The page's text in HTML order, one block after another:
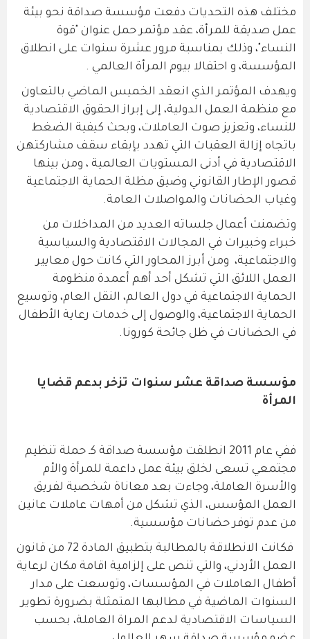
مختلف هذه التحديات دفعت مؤسسة صداقة نحو بيئة
عمل صديقة للمرأة، عقد مؤتمر حمل عنوان "قوة
النساء"، وذلك بمناسبة مرور عشرة سنوات على انطلاق
المؤسسة، و احتفالا بيوم المرأة العالمي .
ويهدف المؤتمر الذي انعقد الخميس الماضي بالتعاون
مع منظمة العمل الدولية، إلى إبراز الحقوق الاقتصادية
للنساء، وتعزيز صوت العاملات، وبحث كيفية الضغط
باتجاه إزالة العقبات التي تهدد بإبقاء سقف مشاركتهن
الاقتصادية في أدنى المستويات العالمية ، ومن بينها
قصور الإطار القانوني وضيق مظلة الحماية الاجتماعية
وغياب الحضانات والمواصلات العامة.
وتضمنت أعمال جلساته العديد من المداخلات من
خبراء وخبيرات في المجالات الاقتصادية والسياسية
والاجتماعية، ومن أبرز المحاور التي كانت حول معايير
العمل اللائق التي تشكل أحد أهم أعمدة منظومة
الحماية الاجتماعية في دول العالم، النقل العام، وتوسيع
الحماية الاجتماعية، والوصول إلى خدمات رعاية الأطفال
في الحضانات في ظل جائحة كورونا.
مؤسسة صداقة عشر سنوات تزخر بدعم قضايا
المرأة
ففي عام 2011 انطلقت مؤسسة صداقة كـ حملة تنظيم
مجتمعي تسعى لخلق بيئة عمل داعمة للمرأة والأم
والأسرة العاملة، وجاءت بعد معاناة شخصية لفريق
العمل المؤسس، الذي تشكل من أمهات عاملات عانين
من عدم توفر حضانات مؤسسية.
فكانت الانطلاقة بالمطالبة بتطبيق المادة 72 من قانون
العمل الأردني، والتي تنص على إلزامية اقامة مكان لرعاية
أطفال العاملات في المؤسسات، وتوسعت على مدار
السنوات الماضية في مطالبها المتمثلة بضرورة تطوير
السياسات الاقتصادية لدعم المراة العاملة، بحسب